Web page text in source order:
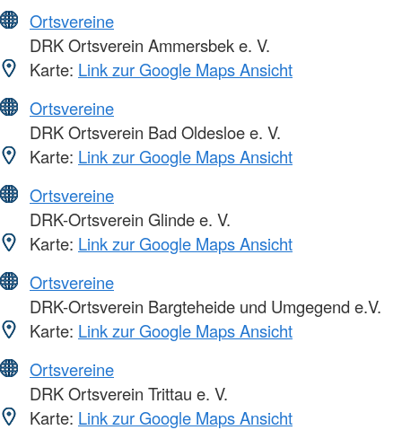
Ortsvereine
DRK Ortsverein Ammersbek e. V.
Karte: Link zur Google Maps Ansicht
Ortsvereine
DRK Ortsverein Bad Oldesloe e. V.
Karte: Link zur Google Maps Ansicht
Ortsvereine
DRK-Ortsverein Glinde e. V.
Karte: Link zur Google Maps Ansicht
Ortsvereine
DRK-Ortsverein Bargteheide und Umgegend e.V.
Karte: Link zur Google Maps Ansicht
Ortsvereine
DRK Ortsverein Trittau e. V.
Karte: Link zur Google Maps Ansicht